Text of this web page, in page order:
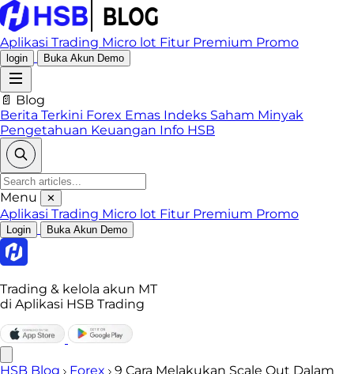
Aplikasi Trading Micro lot Fitur Premium Promo
login Buka Akun Demo
📄 Blog
Berita Terkini Forex Emas Indeks Saham Minyak
Pengetahuan Keuangan Info HSB
Menu ✕
Aplikasi Trading Micro lot Fitur Premium Promo
Login Buka Akun Demo
Trading & kelola akun MT
di Aplikasi HSB Trading
HSB Blog Forex
9 Cara Melakukan Scale Out Dalam